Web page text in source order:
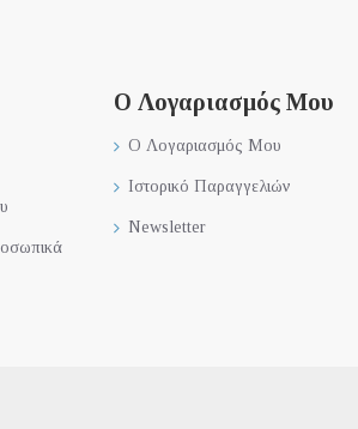
Ο Λογαριασμός Μου
Ο Λογαριασμός Μου
Ιστορικό Παραγγελιών
Newsletter